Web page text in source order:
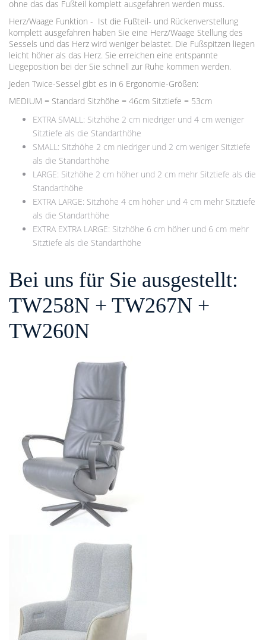
ohne das das Fußteil komplett ausgefahren werden muss.
Herz/Waage Funktion - Ist die Fußteil- und Rückenverstellung
komplett ausgefahren haben Sie eine Herz/Waage Stellung des
Sessels und das Herz wird weniger belastet. Die Fußspitzen liegen
leicht höher als das Herz. Sie erreichen eine entspannte
Liegeposition bei der Sie schnell zur Ruhe kommen werden.
Jeden Twice-Sessel gibt es in 6 Ergonomie-Größen:
MEDIUM = Standard Sitzhöhe = 46cm Sitztiefe = 53cm
EXTRA SMALL: Sitzhöhe 2 cm niedriger und 4 cm weniger
Sitztiefe als die Standarthöhe
SMALL: Sitzhöhe 2 cm niedriger und 2 cm weniger Sitztiefe
als die Standarthöhe
LARGE: Sitzhöhe 2 cm höher und 2 cm mehr Sitztiefe als die
Standarthöhe
EXTRA LARGE: Sitzhöhe 4 cm höher und 4 cm mehr Sitztiefe
als die Standarthöhe
EXTRA EXTRA LARGE: Sitzhöhe 6 cm höher und 6 cm mehr
Sitztiefe als die Standarthöhe
Bei uns für Sie ausgestellt:
TW258N + TW267N +
TW260N